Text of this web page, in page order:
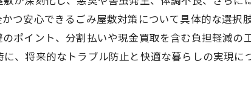
つ安心できるごみ屋敷対策について具体的な選択
ポイント、分割払いや現金買取を含む負担軽減の
、将来的なトラブル防止と快適な暮らしの実現に